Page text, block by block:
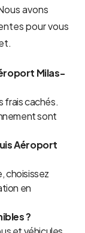
avons
pour vous
Milas-
frais cachés.
sont
Aéroport
choisissez
en
?